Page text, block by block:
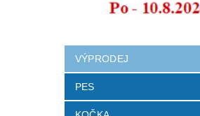
VÝPRODEJ
PES